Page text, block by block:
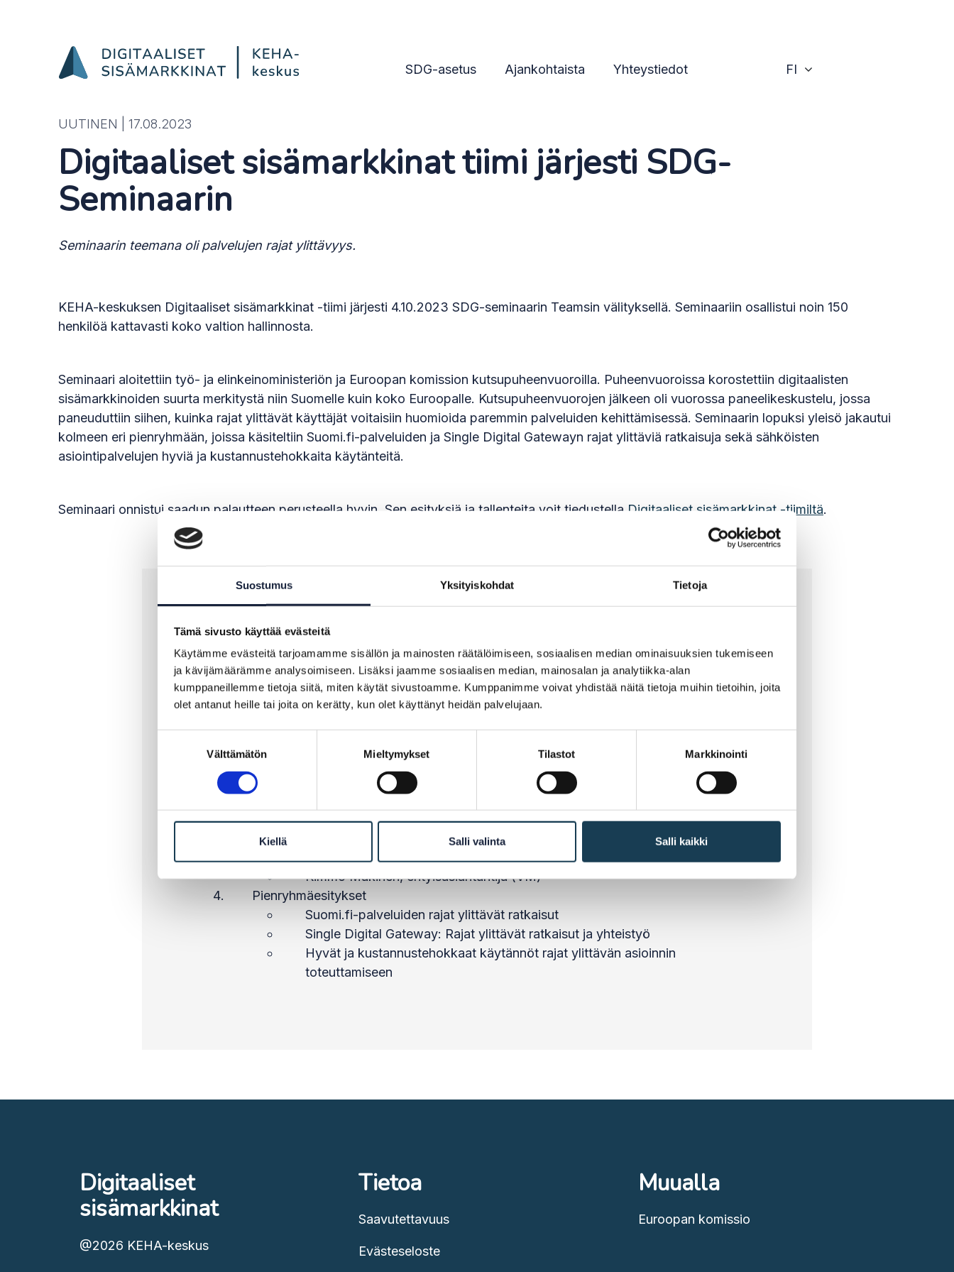
Suostumus Yksityiskohdat Tietoja
Tämä sivusto käyttää evästeitä
Käytämme evästeitä tarjoamamme sisällön ja mainosten räätälöimiseen, sosiaalisen median ominaisuuksien tukemiseen
ja kävijämäärämme analysoimiseen. Lisäksi jaamme sosiaalisen median, mainosalan ja analytiikka-alan
kumppaneillemme tietoja siitä, miten käytät sivustoamme. Kumppanimme voivat yhdistää näitä tietoja muihin tietoihin, joita
olet antanut heille tai joita on kerätty, kun olet käyttänyt heidän palvelujaan.
Välttämätön Mieltymykset Tilastot Markkinointi
Kiellä Salli valinta Salli kaikki
SDG-asetus Ajankohtaista Yhteystiedot FI Vaihda
UUTINEN | 17.08.2023
Digitaaliset sisämarkkinat tiimi järjesti SDG-
Seminaarin
Seminaarin teemana oli palvelujen rajat ylittävyys.
KEHA-keskuksen Digitaaliset sisämarkkinat -tiimi järjesti 4.10.2023 SDG-seminaarin Teamsin välityksellä. Seminaariin osallistui noin 150
henkilöä kattavasti koko valtion hallinnosta.
Seminaari aloitettiin työ- ja elinkeinoministeriön ja Euroopan komission kutsupuheenvuoroilla. Puheenvuoroissa korostettiin digitaalisten
sisämarkkinoiden suurta merkitystä niin Suomelle kuin koko Euroopalle. Kutsupuheenvuorojen jälkeen oli vuorossa paneelikeskustelu, jossa
paneuduttiin siihen, kuinka rajat ylittävät käyttäjät voitaisiin huomioida paremmin palveluiden kehittämisessä. Seminaarin lopuksi yleisö jakautui
kolmeen eri pienryhmään, joissa käsiteltiin Suomi.fi-palveluiden ja Single Digital Gatewayn rajat ylittäviä ratkaisuja sekä sähköisten
asiointipalvelujen hyviä ja kustannustehokkaita käytänteitä.
Seminaari onnistui saadun palautteen perusteella hyvin. Sen esityksiä ja tallenteita voit tiedustella Digitaaliset sisämarkkinat -tiimiltä.
Ohjelma
Aloituspuheenvuoro: Niina Etelävuori, erityisasiantuntija (TEM)
Kutsupuheenvuorot
Mikko Kuoppala, neuvotteleva virkamies (TEM): Rajat ylittävät asiakkaat
Implementation of the SDGR and the Once Only Principle
Paneelikeskustelu: Sisämarkkinat käytännössä
Carina Johansson, ICT-asiantuntija (Vero)
Kimmo Kari, erityisasiantuntija (TEM)
Heikki Makkula, tietohallintojohtaja (KEHA-keskus)
Mikko Mattinen, johtaja (DVV)
Kimmo Mäkinen, erityisasiantuntija (VM)
Pienryhmäesitykset
Suomi.fi-palveluiden rajat ylittävät ratkaisut
Single Digital Gateway: Rajat ylittävät ratkaisut ja yhteistyö
Hyvät ja kustannustehokkaat käytännöt rajat ylittävän asioinnin
toteuttamiseen
Digitaaliset
sisämarkkinat
@2026 KEHA-keskus
Tietoa
Saavutettavuus
Evästeseloste
Muualla
Euroopan komissio